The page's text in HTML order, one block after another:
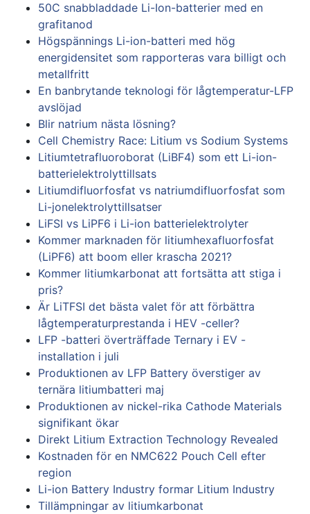
50C snabbladdade Li-Ion-batterier med en
grafitanod
Högspännings Li-ion-batteri med hög
energidensitet som rapporteras vara billigt och
metallfritt
En banbrytande teknologi för lågtemperatur-LFP
avslöjad
Blir natrium nästa lösning?
Cell Chemistry Race: Litium vs Sodium Systems
Litiumtetrafluoroborat (LiBF4) som ett Li-ion-
batterielektrolyttillsats
Litiumdifluorfosfat vs natriumdifluorfosfat som
Li-jonelektrolyttillsatser
LiFSI vs LiPF6 i Li-ion batterielektrolyter
Kommer marknaden för litiumhexafluorfosfat
(LiPF6) att boom eller krascha 2021?
Kommer litiumkarbonat att fortsätta att stiga i
pris?
Är LiTFSI det bästa valet för att förbättra
lågtemperaturprestanda i HEV -celler?
LFP -batteri överträffade Ternary i EV -
installation i juli
Produktionen av LFP Battery överstiger av
ternära litiumbatteri maj
Produktionen av nickel-rika Cathode Materials
signifikant ökar
Direkt Litium Extraction Technology Revealed
Kostnaden för en NMC622 Pouch Cell efter
region
Li-ion Battery Industry formar Litium Industry
Tillämpningar av litiumkarbonat